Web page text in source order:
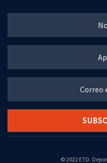
© 2022 ETD.